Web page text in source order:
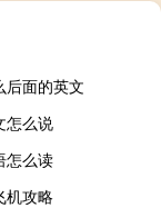
后面的英文
怎么说
怎么读
机攻略